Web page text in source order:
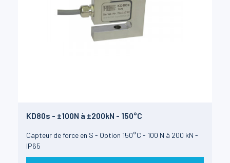
KD80s - ±100N à ±200kN - 150°C
Capteur de force en S - Option 150°C - 100 N à 200 kN -
IP65